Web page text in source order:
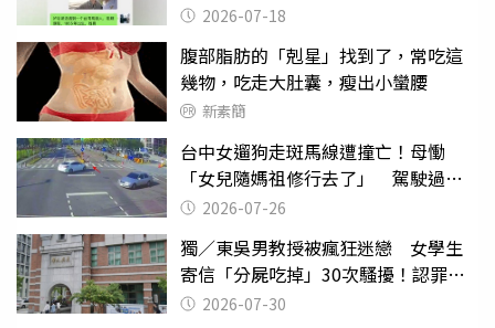
2026-07-18
腹部脂肪的「剋星」找到了，常吃這
幾物，吃走大肚囊，瘦出小蠻腰
新素簡
台中女遛狗走斑馬線遭撞亡！母慟
「女兒隨媽祖修行去了」 駕駛過失
致死判9月
2026-07-26
獨／東吳男教授被瘋狂迷戀 女學生
寄信「分屍吃掉」30次騷擾！認罪免
關 2026-07-30